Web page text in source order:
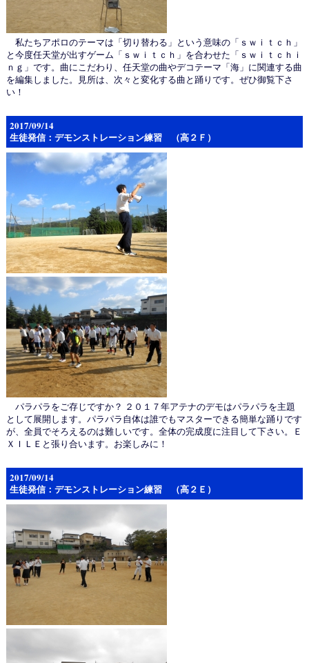
私たちアポロのテーマは「切り替わる」という意味の「ｓｗｉｔｃｈ」
と今度任天堂が出すゲーム「ｓｗｉｔｃｈ」を合わせた「ｓｗｉｔｃｈｉ
ｎｇ」です。曲にこだわり、任天堂の曲やデコテーマ「海」に関連する曲
を編集しました。見所は、次々と変化する曲と踊りです。ぜひ御覧下さ
い！
2017/09/14
生徒発信：デモンストレーション練習 （高２Ｆ）
パラパラをご存じですか？ ２０１７年アテナのデモはパラパラを主題
として展開します。パラパラ自体は誰でもマスターできる簡単な踊りです
が、全員でそろえるのは難しいです。全体の完成度に注目して下さい。Ｅ
ＸＩＬＥと張り合います。お楽しみに！
2017/09/14
生徒発信：デモンストレーション練習 （高２Ｅ）